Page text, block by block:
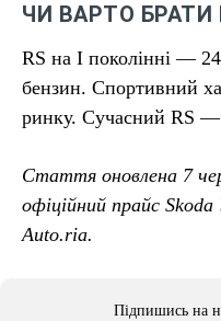
ЧИ ВАРТО БРАТИ
RS на I поколінні —
бензин. Спортивний
ринку. Сучасний RS —
Стаття оновлена 7
офіційний прайс
Auto.ria.
Підпишись на